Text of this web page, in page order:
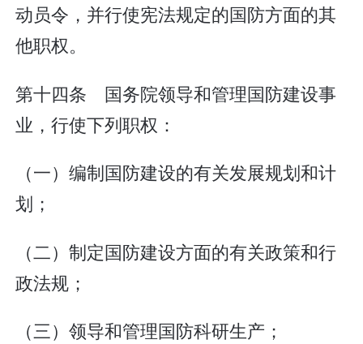
动员令，并行使宪法规定的国防方面的其
他职权。
第十四条 国务院领导和管理国防建设事
业，行使下列职权：
（一）编制国防建设的有关发展规划和计
划；
（二）制定国防建设方面的有关政策和行
政法规；
（三）领导和管理国防科研生产；